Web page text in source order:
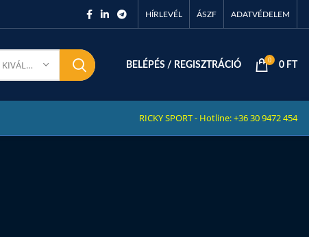
HÍRLEVÉL ÁSZF ADATVÉDELEM
KATEGÓRIA KIVÁLASZTÁSA BELÉPÉS / REGISZTRÁCIÓ
0
0 FT
RICKY SPORT - Hotline: +36 30 9472 454